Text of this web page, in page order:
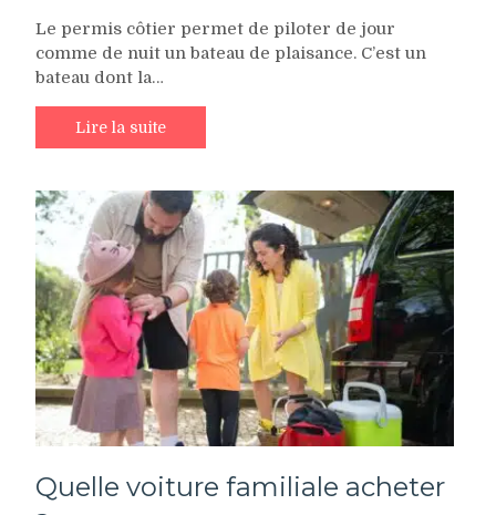
Le permis côtier permet de piloter de jour
comme de nuit un bateau de plaisance. C’est un
bateau dont la…
Lire la suite
Quelle voiture familiale acheter